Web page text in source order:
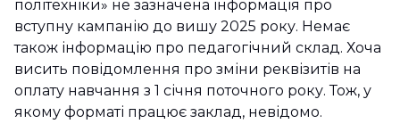
політехніки» не зазначена інформація про
вступну кампанію до вишу 2025 року. Немає
також інформацію про педагогічний склад. Хоча
висить повідомлення про зміни реквізитів на
оплату навчання з 1 січня поточного року. Тож, у
якому форматі працює заклад, невідомо.